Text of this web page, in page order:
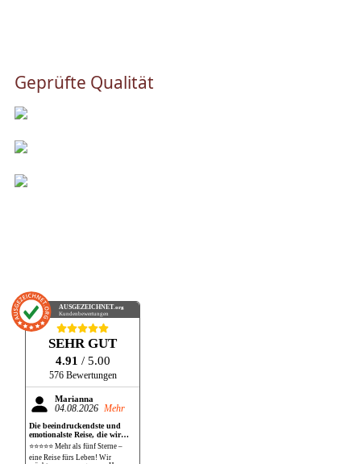
Geprüfte Qualität
AUSGEZEICHNET.org
Kundenbewertungen
SEHR GUT
4.91 / 5.00
576 Bewertungen
Marianna
04.08.2026 Mehr
Die beeindruckendste und
emotionalste Reise, die wir
bisher gemacht haben!
⭐⭐⭐⭐⭐ Mehr als fünf Sterne –
eine Reise fürs Leben! Wir